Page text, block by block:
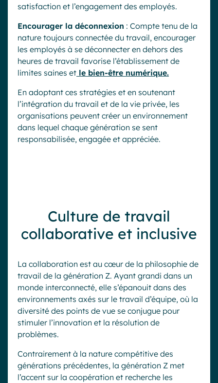
satisfaction et l’engagement des employés.
Encourager la déconnexion : Compte tenu de la
nature toujours connectée du travail, encourager
les employés à se déconnecter en dehors des
heures de travail favorise l’établissement de
limites saines et le bien-être numérique.
En adoptant ces stratégies et en soutenant
l’intégration du travail et de la vie privée, les
organisations peuvent créer un environnement
dans lequel chaque génération se sent
responsabilisée, engagée et appréciée.
Culture de travail
collaborative et inclusive
La collaboration est au cœur de la philosophie de
travail de la génération Z. Ayant grandi dans un
monde interconnecté, elle s’épanouit dans des
environnements axés sur le travail d’équipe, où la
diversité des points de vue se conjugue pour
stimuler l’innovation et la résolution de
problèmes.
Contrairement à la nature compétitive des
générations précédentes, la génération Z met
l’accent sur la coopération et recherche les